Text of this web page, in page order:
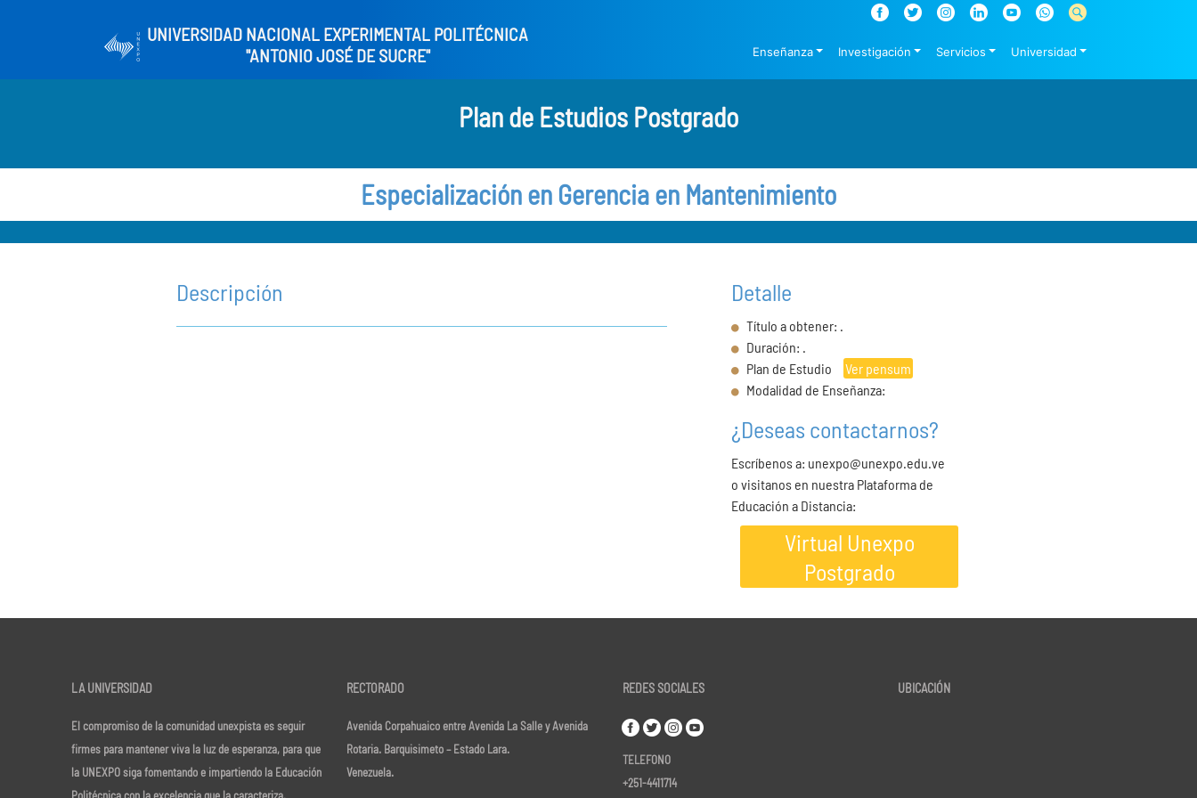
UNIVERSIDAD NACIONAL EXPERIMENTAL POLITÉCNICA
"ANTONIO JOSÉ DE SUCRE"
Enseñanza Investigación Servicios Universidad
Plan de Estudios Postgrado
Especialización en Gerencia en Mantenimiento
Descripción Detalle
Título a obtener: .
Duración: .
Plan de Estudio
Ver pensum
Modalidad de Enseñanza:
¿Deseas contactarnos?
Escríbenos a: unexpo@unexpo.edu.ve
o visitanos en nuestra Plataforma de
Educación a Distancia:
Virtual Unexpo
Postgrado
LA UNIVERSIDAD
El compromiso de la comunidad unexpista es seguir
firmes para mantener viva la luz de esperanza, para que
la UNEXPO siga fomentando e impartiendo la Educación
RECTORADO
Avenida Corpahuaico entre Avenida La Salle y Avenida
Rotaria. Barquisimeto – Estado Lara.
Venezuela.
REDES SOCIALES
TELEFONO
+251-4411714
UBICACIÓN